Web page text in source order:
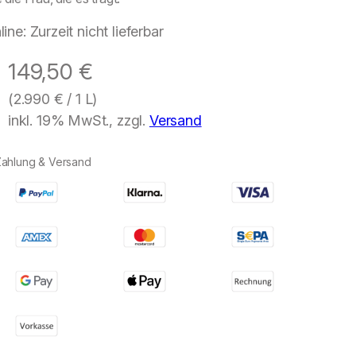
Zurzeit nicht lieferbar
149,50 €
(2.990 € / 1 L)
inkl. 19% MwSt., zzgl. Versand
& Versand